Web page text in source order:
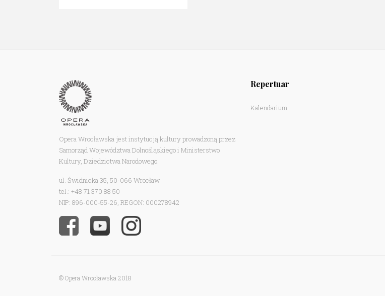
Opera Wrocławska jest instytucją kultury prowadzoną przez
Samorząd Województwa Dolnośląskiego i Ministerstwo
Kultury, Dziedzictwa Narodowego.
ul. Świdnicka 35, 50-066 Wrocław
tel.: +48 71 370 88 50
NIP: 896-000-55-26, REGON: 000278942
Repertuar
Kalendarium
© Opera Wrocławska 2018